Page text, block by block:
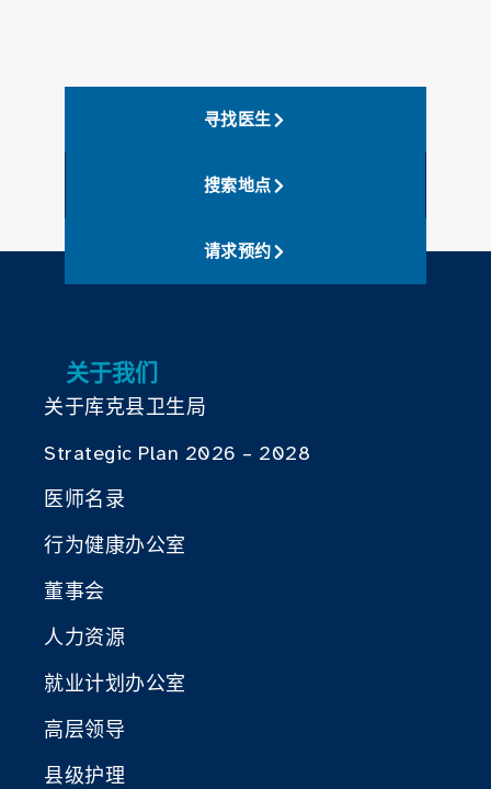
寻找医生
搜索地点
请求预约
关于我们
关于库克县卫生局
Strategic Plan 2026 – 2028
医师名录
行为健康办公室
董事会
人力资源
就业计划办公室
高层领导
县级护理